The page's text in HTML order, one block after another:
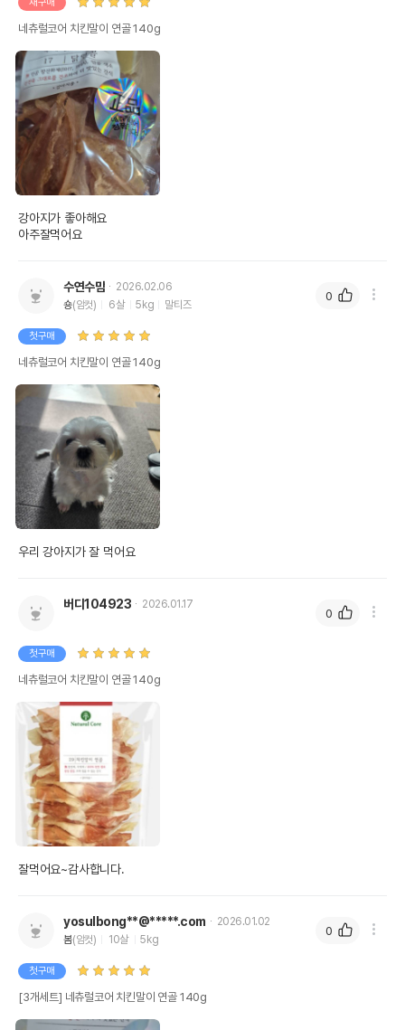
상품 필수 정보
품명 및 모델명
법에 의한 인증,허가 등을
받았음을 확인할수 있는
경우 그에 대한 사항
제조자,수입품의 경우
AS책임자와 전화번호
또는 소비자상담 관련
어바웃펫//1644-9601
재구매
네츄럴코어 치킨말이 연골 140g
강아지가 좋아해요
아주잘먹어요
수연수맘
2026.02.06
숑(암컷) 6살 5kg 말티즈
첫구매
네츄럴코어 치킨말이 연골 140g
우리 강아지가 잘 먹어요
0
버디104923 2026.01.17
첫구매
네츄럴코어 치킨말이 연골 140g
잘먹어요~감사합니다.
0
yosulbong**@*****.com
2026.01.02
봄(암컷) 10살 5kg
첫구매
[3개세트] 네츄럴코어 치킨말이 연골 140g
0